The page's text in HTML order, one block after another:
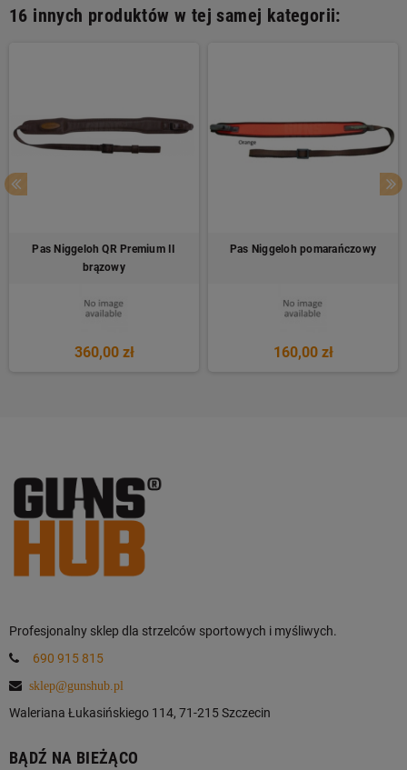
16 innych produktów w tej samej kategorii:
Pas Niggeloh QR Premium II
brązowy
360,00 zł
Pas Niggeloh pomarańczowy
160,00 zł
Profesjonalny sklep dla strzelców sportowych i myśliwych.
690 915 815
sklep@gunshub.pl
Waleriana Łukasińskiego 114, 71-215 Szczecin
BĄDŹ NA BIEŻĄCO